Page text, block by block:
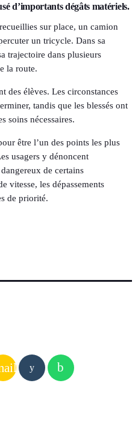
d’importants dégâts matériels.
sur place, un camion
un tricycle. Dans sa
trajectoire dans plusieurs
la route.
des élèves. Les circonstances
tandis que les blessés ont
soins nécessaires.
être l’un des points les plus
usagers y dénoncent
de certains
vitesse, les dépassements
de priorité.